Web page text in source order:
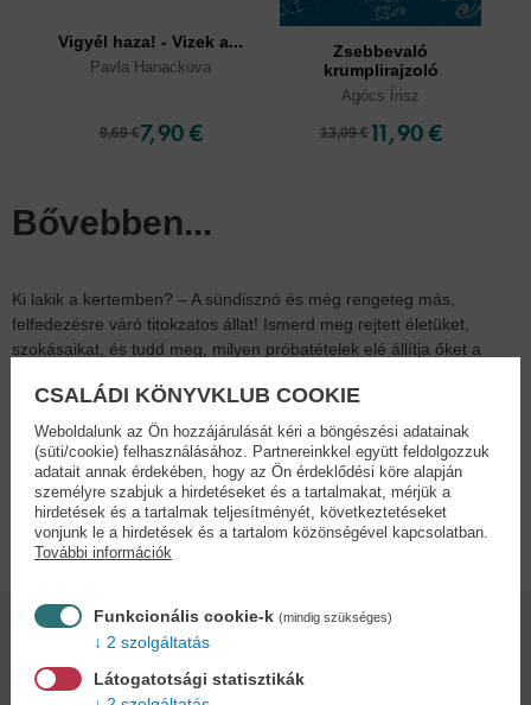
Vigyél haza! - Vizek a...
Pavla Hanackova
8,69 €7,90 €
Zsebbevaló
krumplirajzoló
Agócs Írisz
13,09 € 11,90 €
Bővebben...
Ki lakik a kertemben? – A sündisznó és még rengeteg más,
felfedezésre váró titokzatos állat! Ismerd meg rejtett életüket,
szokásaikat, és tudd meg, milyen próbatételek elé állítja őket a
válhatsz. Nincs is jobb, mint kényelmesen bekuckózva elmerülni a
természet csodáiban. Kukkants be kerti szomszédaink lenyűgöző
világába, és válj te is a természet igazi barátjává!
Adatok
Kötésmód:
CSALÁDI KÖNYVKLUB COOKIE
Weboldalunk az Ön hozzájárulását kéri a böngészési adatainak
(süti/cookie) felhasználásához. Partnereinkkel együtt feldolgozzuk
adatait annak érdekében, hogy az Ön érdeklődési köre alapján
személyre szabjuk a hirdetéseket és a tartalmakat, mérjük a
hirdetések és a tartalmak teljesítményét, következtetéseket
vonjunk le a hirdetések és a tartalom közönségével kapcsolatban.
További információk
Funkcionális cookie-k (mindig szükséges)
2 szolgáltatás
Látogatotsági statisztikák